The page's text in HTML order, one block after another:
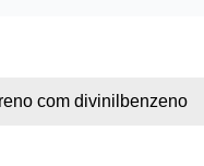
com divinilbenzeno